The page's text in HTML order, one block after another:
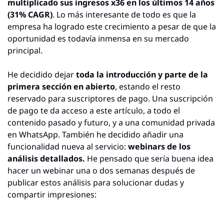
multiplicado sus ingresos x36 en los últimos 14 años
(31% CAGR). Lo más interesante de todo es que la
empresa ha logrado este crecimiento a pesar de que la
oportunidad es todavía inmensa en su mercado
principal.
He decidido dejar toda la introducción y parte de la
primera sección en abierto, estando el resto
reservado para suscriptores de pago. Una suscripción
de pago te da acceso a este artículo, a todo el
contenido pasado y futuro, y a una comunidad privada
en WhatsApp. También he decidido añadir una
funcionalidad nueva al servicio: webinars de los
análisis detallados. He pensado que sería buena idea
hacer un webinar una o dos semanas después de
publicar estos análisis para solucionar dudas y
compartir impresiones: